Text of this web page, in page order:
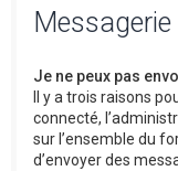
Messagerie
Je ne peux pas
Il y a trois raisons
connecté,
sur l’ensemble du
d’envoyer des